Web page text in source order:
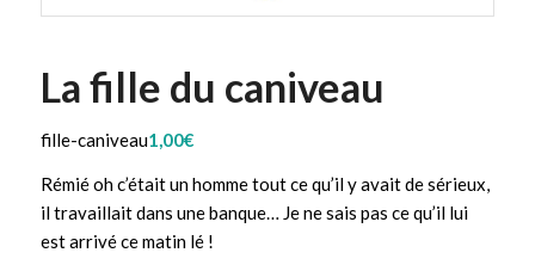
La fille du caniveau
fille-caniveau1,00€
Rémié oh c’était un homme tout ce qu’il y avait de sérieux,
il travaillait dans une banque… Je ne sais pas ce qu’il lui
est arrivé ce matin lé !